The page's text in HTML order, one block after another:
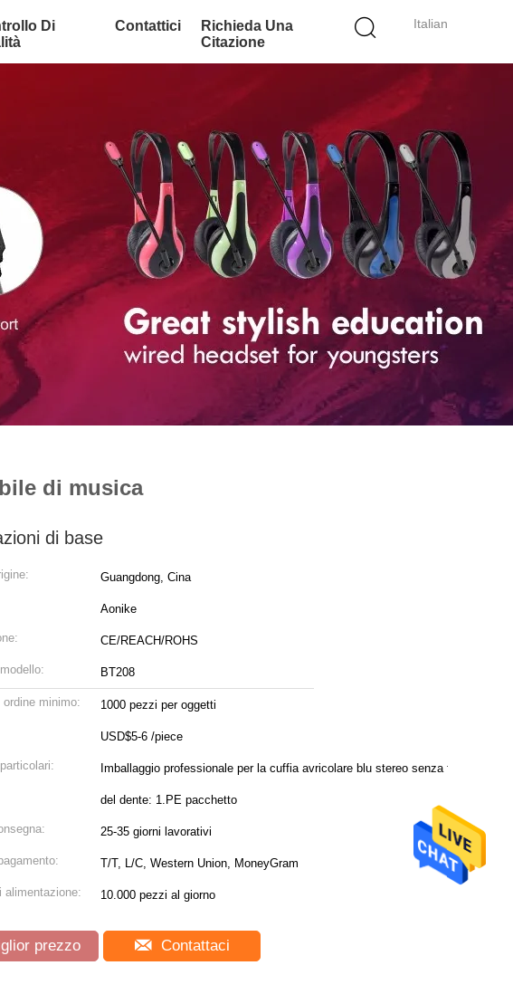
Italian
Di
Contattici
Richieda Una
Citazione
di musica
di base
Guangdong, Cina
Aonike
CE/REACH/ROHS
BT208
minimo: 1000 pezzi per oggetti
USD$5-6 /piece
Imballaggio professionale per la cuffia avricolare blu stereo senza fili
del dente: 1.PE pacchetto
25-35 giorni lavorativi
T/T, L/C, Western Union, MoneyGram
alimentazione: 10.000 pezzi al giorno
prezzo Contattaci